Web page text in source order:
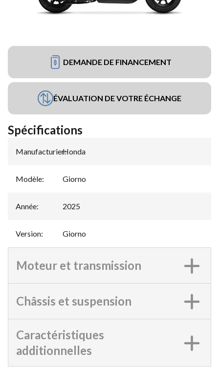
DEMANDE DE FINANCEMENT
ÉVALUATION DE VOTRE ÉCHANGE
Spécifications
Manufacturier:
Honda
Modèle: Giorno
Année: 2025
Version: Giorno
Moteur et transmission
Châssis et suspension
Caractéristiques
additionnelles